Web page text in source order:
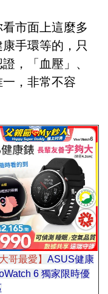
市面上這麼多
手環等的，只
，「血壓」、
一，非常不容
哥最愛】 ASUS健康
6 獨家限時優